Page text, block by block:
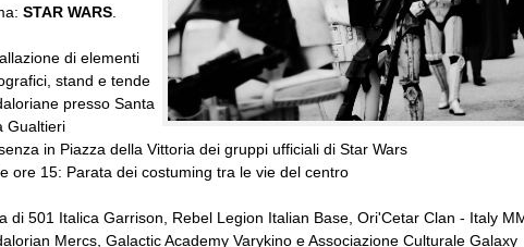
STAR WARS.
di elementi
stand e tende
presso Santa
Gualtieri
in Piazza della Vittoria dei gruppi ufficiali di Star Wars
ore 15: Parata dei costuming tra le vie del centro
di 501 Italica Garrison, Rebel Legion Italian Base, Ori'Cetar Clan - Italy
Mercs, Galactic Academy Varykino e Associazione Culturale Galaxy